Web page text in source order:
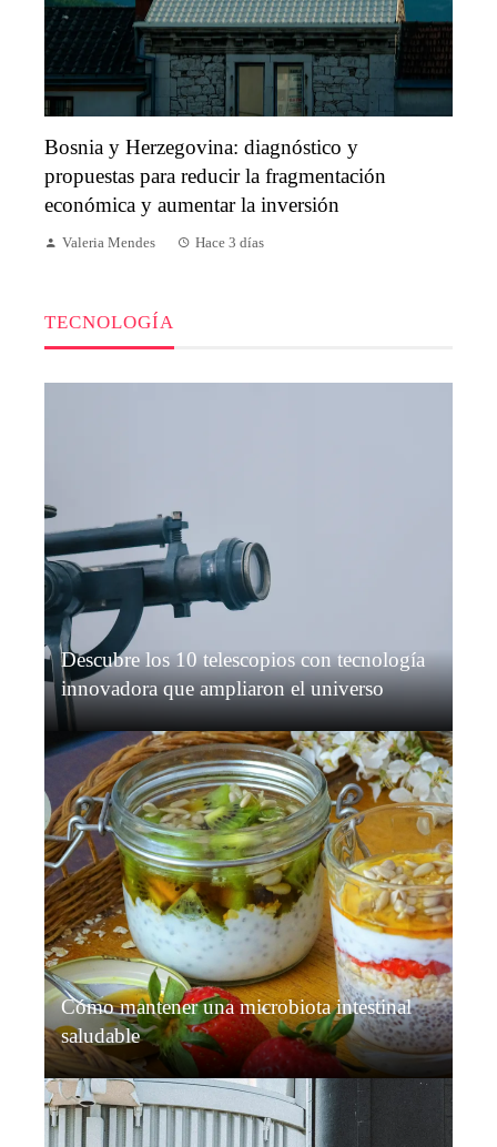
Bosnia y Herzegovina: diagnóstico y
propuestas para reducir la fragmentación
económica y aumentar la inversión
Valeria Mendes Hace 3 días
TECNOLOGÍA
Descubre los 10 telescopios con tecnología
innovadora que ampliaron el universo
Cómo mantener una microbiota intestinal
saludable
Diego Salvatierra Hace 2 días